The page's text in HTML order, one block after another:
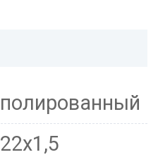
полированный
22х1,5